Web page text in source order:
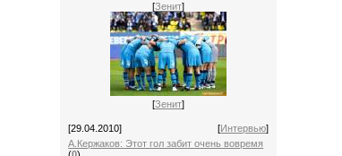
[Зенит]
[Зенит]
[29.04.2010] [Интервью]
А.Кержаков: Этот гол забит очень вовремя